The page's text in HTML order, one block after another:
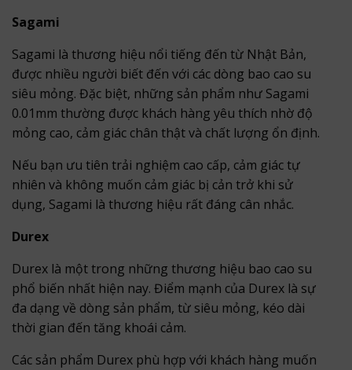
Sagami
Sagami là thương hiệu nổi tiếng đến từ Nhật Bản,
được nhiều người biết đến với các dòng bao cao su
siêu mỏng. Đặc biệt, những sản phẩm như Sagami
0.01mm thường được khách hàng yêu thích nhờ độ
mỏng cao, cảm giác chân thật và chất lượng ổn định.
Nếu bạn ưu tiên trải nghiệm cao cấp, cảm giác tự
nhiên và không muốn cảm giác bị cản trở khi sử
dụng, Sagami là thương hiệu rất đáng cân nhắc.
Durex
Durex là một trong những thương hiệu bao cao su
phổ biến nhất hiện nay. Điểm mạnh của Durex là sự
đa dạng về dòng sản phẩm, từ siêu mỏng, kéo dài
thời gian đến tăng khoái cảm.
Các sản phẩm Durex phù hợp với khách hàng muốn